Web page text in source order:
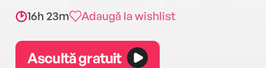
16h 23m Adaugă la wishlist
Ascultă gratuit